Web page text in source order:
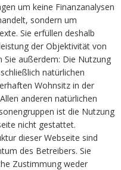
um keine Finanzanalysen
sondern um
Sie erfüllen deshalb
der Objektivität von
Sie außerdem: Die Nutzung
natürlichen
Wohnsitz in der
anderen natürlichen
ist die Nutzung
nicht gestattet.
dieser Webseite sind
des Betreibers. Sie
Zustimmung weder